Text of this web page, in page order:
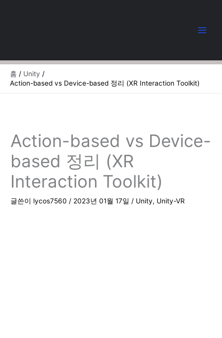
너
홈
Unity
Action-based vs Device-based 정리 (XR Interaction Toolkit)
Action-based vs Device-
based 정리 (XR
Interaction Toolkit)
글쓴이 lycos7560/ 2023년 01월 17일/ Unity, Unity-VR